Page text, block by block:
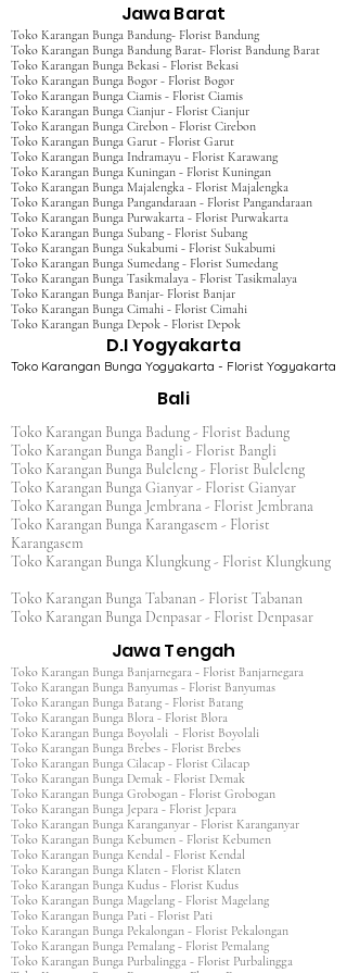
Jawa Barat
Toko Karangan Bunga Bandung- Florist Bandung
Toko Karangan Bunga Bandung Barat- Florist Bandung Barat
Toko Karangan Bunga Bekasi - Florist Bekasi
Toko Karangan Bunga Bogor - Florist Bogor
Toko Karangan Bunga Ciamis - Florist Ciamis
Toko Karangan Bunga Cianjur - Florist Cianjur
Toko Karangan Bunga Cirebon - Florist Cirebon
Toko Karangan Bunga Garut - Florist Garut
Toko Karangan Bunga Indramayu - Florist Karawang
Toko Karangan Bunga Kuningan - Florist Kuningan
Toko Karangan Bunga Majalengka - Florist Majalengka
Toko Karangan Bunga Pangandaraan - Florist Pangandaraan
Toko Karangan Bunga Purwakarta - Florist Purwakarta
Toko Karangan Bunga Subang - Florist Subang
Toko Karangan Bunga Sukabumi - Florist Sukabumi
Toko Karangan Bunga Sumedang - Florist Sumedang
Toko Karangan Bunga Tasikmalaya - Florist Tasikmalaya
Toko Karangan Bunga Banjar- Florist Banjar
Toko Karangan Bunga Cimahi - Florist Cimahi
Toko Karangan Bunga Depok - Florist Depok
D.I Yogyakarta
Toko Karangan Bunga Yogyakarta - Florist Yogyakarta
Bali
Toko Karangan Bunga Badung - Florist Badung
Toko Karangan Bunga Bangli - Florist Bangli
Toko Karangan Bunga Buleleng - Florist Buleleng
Toko Karangan Bunga Gianyar - Florist Gianyar
Toko Karangan Bunga Jembrana - Florist Jembrana
Toko Karangan Bunga Karangasem - Florist
Karangasem
Toko Karangan Bunga Klungkung - Florist Klungkung
Toko Karangan Bunga Tabanan - Florist Tabanan
Toko Karangan Bunga Denpasar - Florist Denpasar
Jawa Tengah
Toko Karangan Bunga Banjarnegara - Florist Banjarnegara
Toko Karangan Bunga Banyumas - Florist Banyumas
Toko Karangan Bunga Batang - Florist Batang
Toko Karangan Bunga Blora - Florist Blora
Toko Karangan Bunga Boyolali - Florist Boyolali
Toko Karangan Bunga Brebes - Florist Brebes
Toko Karangan Bunga Cilacap - Florist Cilacap
Toko Karangan Bunga Demak - Florist Demak
Toko Karangan Bunga Grobogan - Florist Grobogan
Toko Karangan Bunga Jepara - Florist Jepara
Toko Karangan Bunga Karanganyar - Florist Karanganyar
Toko Karangan Bunga Kebumen - Florist Kebumen
Toko Karangan Bunga Kendal - Florist Kendal
Toko Karangan Bunga Klaten - Florist Klaten
Toko Karangan Bunga Kudus - Florist Kudus
Toko Karangan Bunga Magelang - Florist Magelang
Toko Karangan Bunga Pati - Florist Pati
Toko Karangan Bunga Pekalongan - Florist Pekalongan
Toko Karangan Bunga Pemalang - Florist Pemalang
Toko Karangan Bunga Purbalingga - Florist Purbalingga